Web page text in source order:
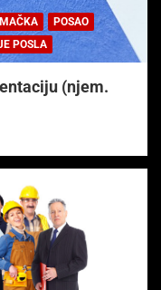
POSAO
POSLA
(njem.